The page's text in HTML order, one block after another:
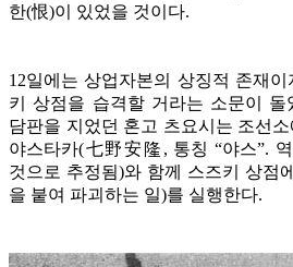
한(恨)이 있었을 것이다.
12일에는 상업자본의 상징적 존재
키 상점을 습격할 거라는 소문이 돌
담판을 지었던 혼고 츠요시는 조선
야스타카(七野安隆, 통칭 “야스”.
것으로 추정됨)와 함께 스즈키 상점
을 붙여 파괴하는 일)를 실행한다.